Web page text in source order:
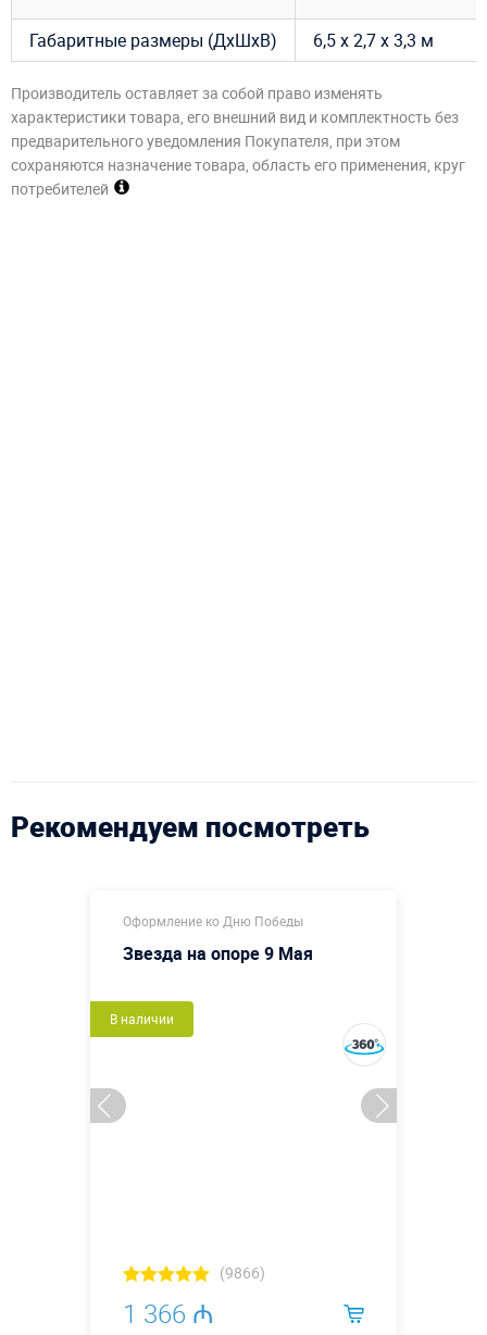
Габаритные размеры (ДхШхВ) 6,5 х 2,7 х 3,3 м
Производитель оставляет за собой право изменять
характеристики товара, его внешний вид и комплектность без
предварительного уведомления Покупателя, при этом
сохраняются назначение товара, область его применения, круг
потребителей
Рекомендуем посмотреть
Оформление ко Дню Победы
Звезда на опоре 9 Мая
В наличии
(9866)
1 366 ₼